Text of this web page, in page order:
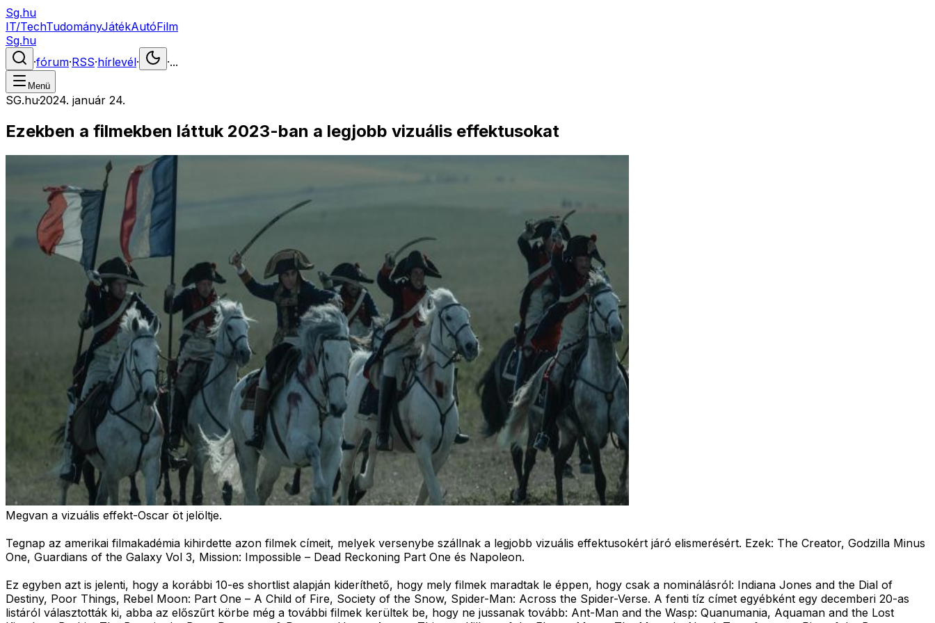
Sg.hu
IT/TechTudományJátékAutóFilm
Sg.hu
·fórum·RSS·hírlevél· ·...
Menü
SG.hu·2024. január 24.
Ezekben a filmekben láttuk 2023-ban a legjobb vizuális effektusokat
Megvan a vizuális effekt-Oscar öt jelöltje.
Tegnap az amerikai filmakadémia kihirdette azon filmek címeit, melyek versenybe szállnak a legjobb vizuális effektusokért járó elismerésért. Ezek: The Creator, Godzilla Minus
One, Guardians of the Galaxy Vol 3, Mission: Impossible – Dead Reckoning Part One és Napoleon.
Ez egyben azt is jelenti, hogy a korábbi 10-es shortlist alapján kideríthető, hogy mely filmek maradtak le éppen, hogy csak a nominálásról: Indiana Jones and the Dial of
Destiny, Poor Things, Rebel Moon: Part One – A Child of Fire, Society of the Snow, Spider-Man: Across the Spider-Verse. A fenti tíz címet egyébként egy decemberi 20-as
listáról választották ki, abba az előszűrt körbe még a további filmek kerültek be, hogy ne jussanak tovább: Ant-Man and the Wasp: Quanumania, Aquaman and the Lost